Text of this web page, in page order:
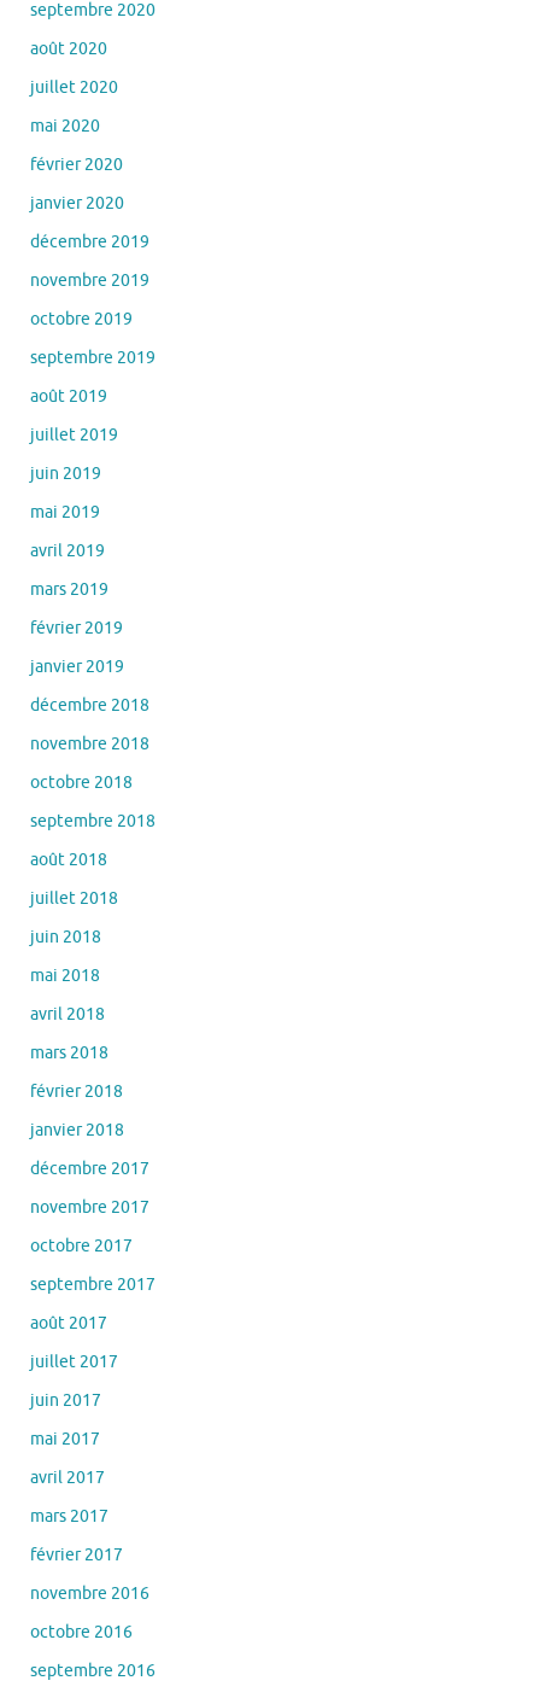
septembre 2020
août 2020
juillet 2020
mai 2020
février 2020
janvier 2020
décembre 2019
novembre 2019
octobre 2019
septembre 2019
août 2019
juillet 2019
juin 2019
mai 2019
avril 2019
mars 2019
février 2019
janvier 2019
décembre 2018
novembre 2018
octobre 2018
septembre 2018
août 2018
juillet 2018
juin 2018
mai 2018
avril 2018
mars 2018
février 2018
janvier 2018
décembre 2017
novembre 2017
octobre 2017
septembre 2017
août 2017
juillet 2017
juin 2017
mai 2017
avril 2017
mars 2017
février 2017
novembre 2016
octobre 2016
septembre 2016